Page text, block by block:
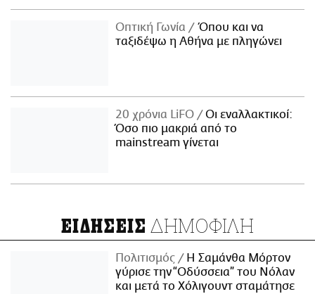
Οπτική Γωνία
Όπου και να
ταξιδέψω η Αθήνα με πληγώνει
20 χρόνια LiFO
Οι εναλλακτικοί:
Όσο πιο μακριά από το
mainstream γίνεται
ΕΙΔΗΣΕΙΣ ΔΗΜΟΦΙΛΗ
Πολιτισμός
Η Σαμάνθα Μόρτον
γύρισε την “Οδύσσεια” του Νόλαν
και μετά το Χόλιγουντ σταμάτησε